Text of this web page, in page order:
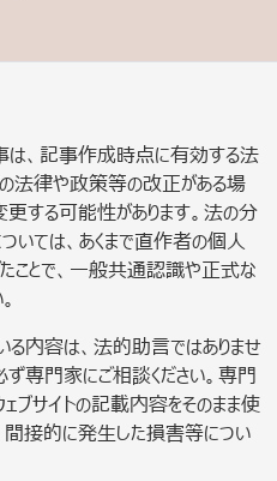
は、記事作成時点に有効する法
法律や政策等の改正がある場
する可能性があります。法の分
いては、あくまで直作者の個人
ことで、一般共通認識や正式な
る内容は、法的助言ではありませ
専門家にご相談ください。専門
ブサイトの記載内容をそのまま使
間接的に発生した損害等につい